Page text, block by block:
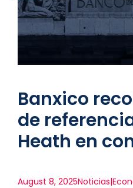
Banxico
de
Heath en
August 8, 2025